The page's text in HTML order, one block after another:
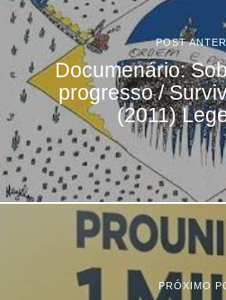
POST
Documenário:
progresso /
(2011)
PRÓXIMO